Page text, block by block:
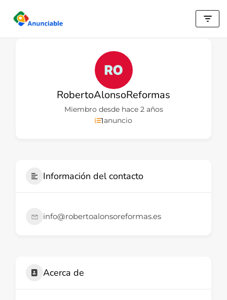
Saltar
RobertoAlonsoReformas
Miembro desde hace 2 años
1anuncio
Información del contacto
info@robertoalonsoreformas.es
Acerca de